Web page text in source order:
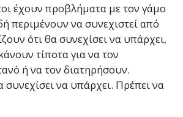
έχουν προβλήματα με τον γάμο
περιμένουν να συνεχιστεί από
ότι θα συνεχίσει να υπάρχει,
τίποτα για να τον
ή να τον διατηρήσουν.
να υπάρχει. Πρέπει να